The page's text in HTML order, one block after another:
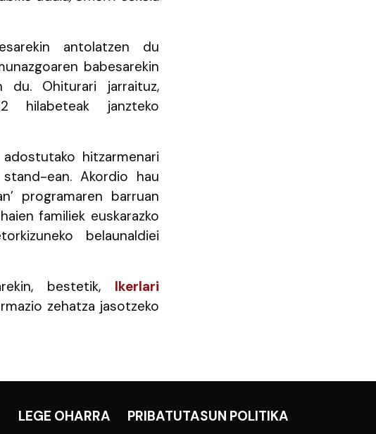
antolatzen du
babesarekin
du. Ohiturari jarraituz,
hilabeteak janzteko
hitzarmenari
stand-ean. Akordio hau
programaren barruan
familiek euskarazko
belaunaldiei
bestetik, Ikerlari
zehatza jasotzeko
LEGE OHARRA PRIBATUTASUN POLITIKA